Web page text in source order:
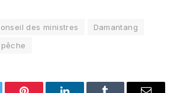
des ministres
Damantang
pêche